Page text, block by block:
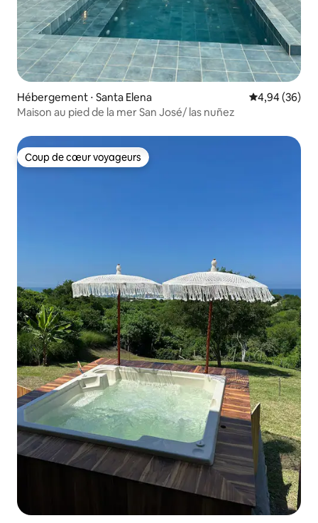
Hébergement ⋅ Santa Elena Évaluation
4,94 (36)
Maison au pied de la mer San José/ las nuñez
Coup de cœur voyageurs
Coup de cœur voyageurs